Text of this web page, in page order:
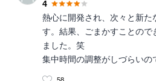
4
熱心に開発され、次々と新た
す。結果、ごまかすことので
ました。笑
集中時間の調整がしづらいの